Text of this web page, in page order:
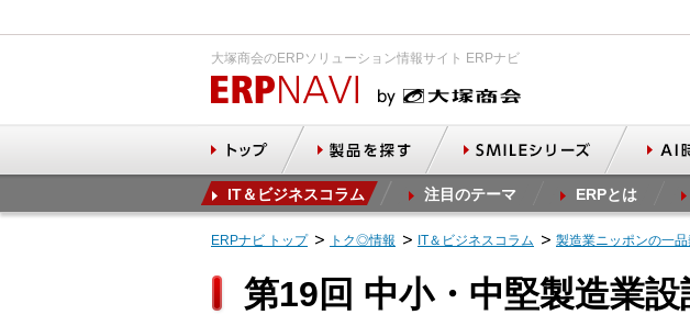
大塚商会のERPソリューション情報サイト ERPナビ
IT＆ビジネスコラム 注目のテーマ ERPとは
ERPナビ トップ トク◎情報 IT＆ビジネスコラム 製造業ニッポンの一
第19回 中小・中堅製造業